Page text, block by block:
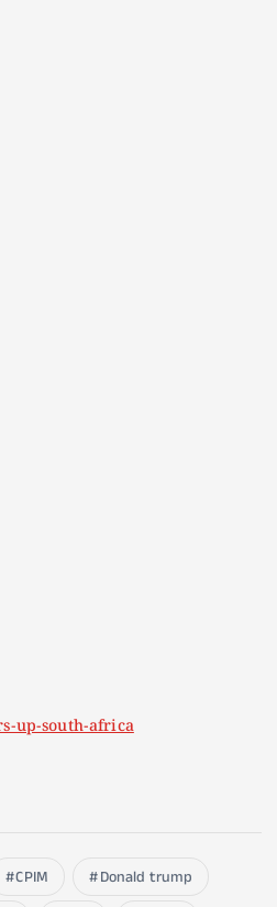
up-south-africa
CPIM
Donald trump